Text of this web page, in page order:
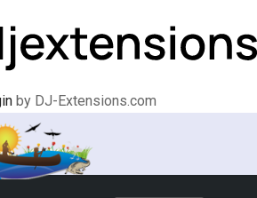
by DJ-Extensions.com